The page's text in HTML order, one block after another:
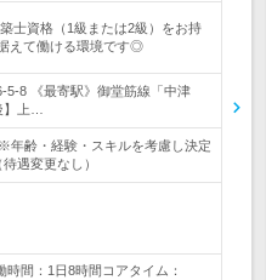
士資格（1級または2級）をお持
えて働ける環境です◎
5-8 《最寄駅》御堂筋線「中津
上…
年齢・経験・スキルを考慮し決定
遇変更なし）
間：1日8時間コアタイム：